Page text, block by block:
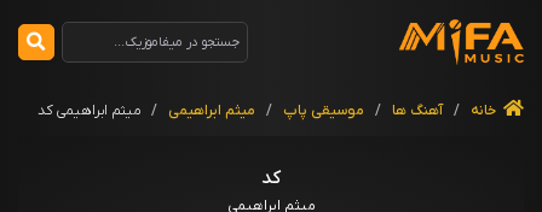
خانه / آهنگ ها / موسیقی پاپ / میثم ابراهیمی / میثم ابراهیمی کد
کد
میثم ابراهیمی